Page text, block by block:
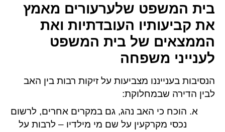
בית המשפט שלערעורים מאמץ
את קביעותיו העובדתיות ואת
הממצאים של בית המשפט
לענייני משפחה
הנסיבות בענייננו מצביעות על זיקות רבות בין האב
לבין הדירה שבמחלוקת:
הוכח כי האב נהג, גם במקרים אחרים, לרשום
נכסי מקרקעין על שם מי מילדיו – לרבות על